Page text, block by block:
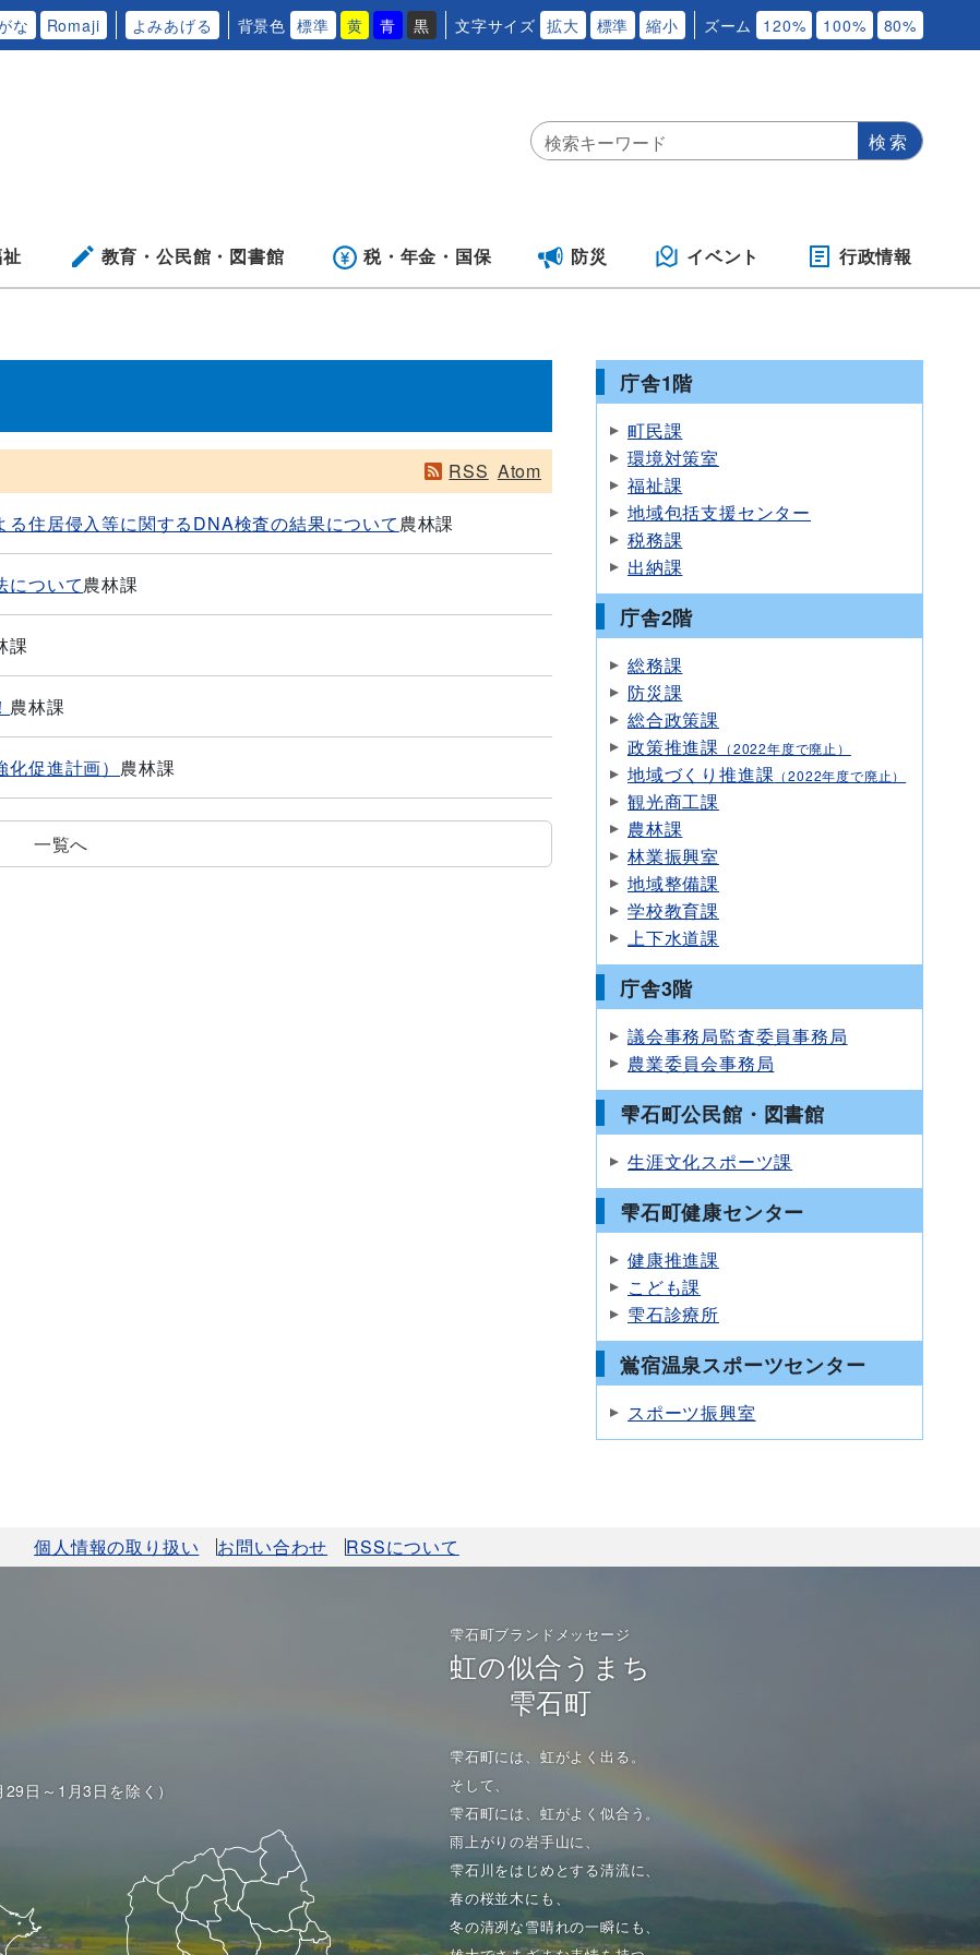
な Romaji よみあげる 背景色 標準 黄 青 黒 文字サイズ 拡大 標準 縮小 ズーム 120% 100% 80%
教育・公民館・ 図書館 税・年金・ 国保 防災 イベント 行政情報
RSS Atom
住居侵入等に関するDNA検査の結果について農林課
について農林課
課
農林課
促進計画） 農林課
一覧へ
庁舎1階
町民課
環境対策室
福祉課
地域包括支援センター
税務課
出納課
庁舎2階
総務課
防災課
総合政策課
政策推進課 （2022年度で廃止）
地域づくり推進課 （2022年度で廃止）
観光商工課
農林課
林業振興室
地域整備課
学校教育課
上下水道課
庁舎3階
議会事務局監査委員事務局
農業委員会事務局
雫石町公民館・図書館
生涯文化スポーツ課
雫石町健康センター
健康推進課
こども課
雫石診療所
鴬宿温泉スポーツセンター
スポーツ振興室
個人情報の取り扱い お問い合わせ RSSについて
日～1月3日を除く）
雫石町ブランドメッセージ
虹の似合うまち
雫石町
雫石町には、虹がよく出る。
そして、
雫石町には、虹がよく似合う。
雨上がりの岩手山に、
雫石川をはじめとする清流に、
春の桜並木にも、
冬の清冽な雪晴れの一瞬にも、